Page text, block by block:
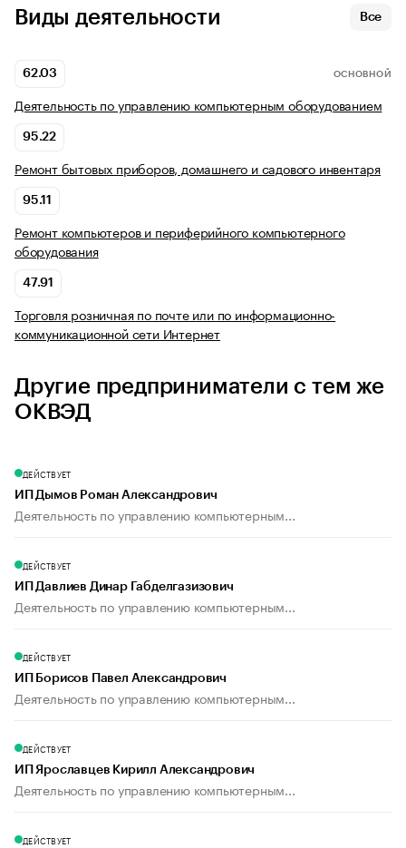
Виды деятельности Все
62.03 ОСНОВНОЙ
Деятельность по управлению компьютерным оборудованием
95.22
Ремонт бытовых приборов, домашнего и садового инвентаря
95.11
Ремонт компьютеров и периферийного компьютерного
оборудования
47.91
Торговля розничная по почте или по информационно-
коммуникационной сети Интернет
Другие предприниматели с тем же
ОКВЭД
ДЕЙСТВУЕТ
ИП Дымов Роман Александрович
Деятельность по управлению компьютерным...
ДЕЙСТВУЕТ
ИП Давлиев Динар Габделгазизович
Деятельность по управлению компьютерным...
ДЕЙСТВУЕТ
ИП Борисов Павел Александрович
Деятельность по управлению компьютерным...
ДЕЙСТВУЕТ
ИП Ярославцев Кирилл Александрович
Деятельность по управлению компьютерным...
ДЕЙСТВУЕТ